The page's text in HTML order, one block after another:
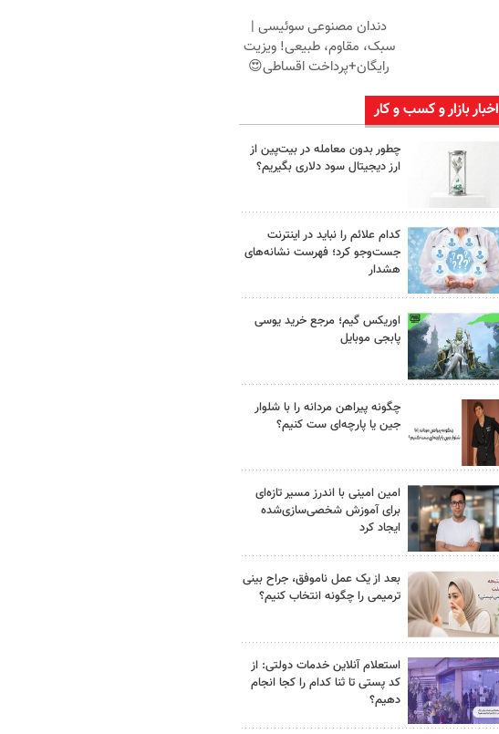
دندان مصنوعی سوئیسی |
سبک، مقاوم، طبیعی! ویزیت
رایگان+پرداخت اقساطی😍
اخبار بازار و کسب و کار
چطور بدون معامله در بیت‌پین از
ارز دیجیتال سود دلاری بگیریم؟
کدام علائم را نباید در اینترنت
جست‌وجو کرد؛ فهرست نشانه‌های
هشدار
اوریکس گیم؛ مرجع خرید یوسی
پابجی موبایل
چگونه پیراهن مردانه را با شلوار
جین یا پارچه‌ای ست کنیم؟
امین امینی با اندرز مسیر تازه‌ای
برای آموزش شخصی‌سازی‌شده
ایجاد کرد
بعد از یک عمل ناموفق، جراح بینی
ترمیمی را چگونه انتخاب کنیم؟
استعلام آنلاین خدمات دولتی: از
کد پستی تا ثنا کدام را کجا انجام
دهیم؟